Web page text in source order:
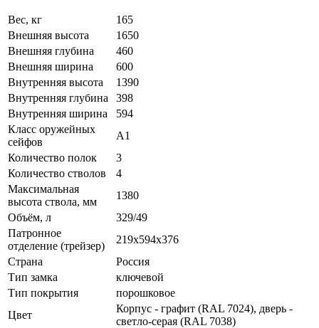
Вес, кг
165
Внешняя высота
1650
Внешняя глубина
460
Внешняя ширина
600
Внутренняя высота
1390
Внутренняя глубина
398
Внутренняя ширина
594
Класс оружейных
сейфов
А1
Количество полок
3
Количество стволов
4
Максимальная
высота ствола, мм
1380
Объём, л
329/49
Патронное
отделение (трейзер)
219х594х376
Страна
Россия
Тип замка
ключевой
Тип покрытия
порошковое
Цвет
Корпус - графит (RAL 7024), дверь -
светло-серая (RAL 7038)